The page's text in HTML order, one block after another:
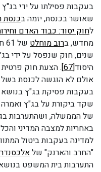
בעקבות פסילתו על ידי
שאושר בכנסת, יזמה בכנסת
לחוק יסוד: כבוד האדם
מחדש, ברוב מוחלט
שנים, חוק שנפסל על ידי
היסוד[67] . הצעת חוק
אולם לא הוגשה לכנסת בשל
בעקבות פסיקת בג"ץ בנושא
שקד ביקורת על בג"ץ
של הממשלה, ושהתערבות
באחריות למצבה המדיני
למדינה בעקבות ביטול
"החרב והארנק" של
התערבות בית המשפט